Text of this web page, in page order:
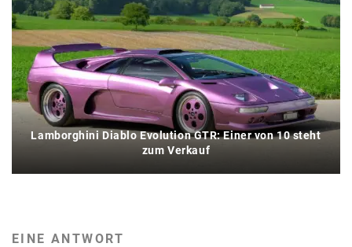
Lamborghini Diablo Evolution GTR: Einer von 10 steht
zum Verkauf
EINE ANTWORT